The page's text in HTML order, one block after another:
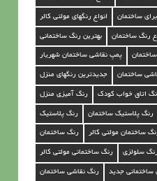
انواع رنگهای مولتی کالر ساختمان
بهترین رنگ ساختمانی رنگ ساختمان
پمپ نقاشی ساختمان شهریار
جدیدترین رنگهای منزل ساختمان
رنگ آمیزی منزل اتاق خواب کودک
رنگ پلاستیک رنگ پلاستیک ساختمان
رنگ ساختمان ساختمان مولتی کالر
رنگ ساختمانی مولتی کالر رنگ سلولزی
رنگ نقاشی ساختمان ساختمانی جدید